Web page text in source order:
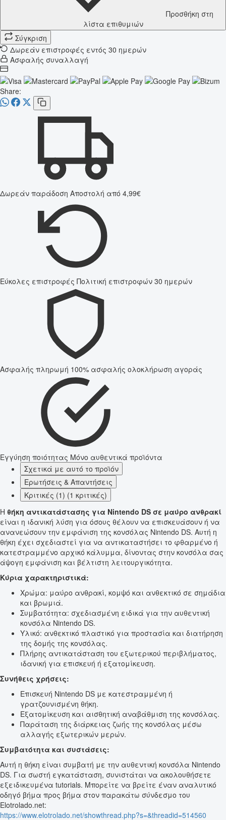
Προσθήκη στη
λίστα επιθυμιών
Σύγκριση
Δωρεάν επιστροφές εντός 30 ημερών
Ασφαλής συναλλαγή
Share:
Δωρεάν παράδοση Αποστολή από 4,99€
Εύκολες επιστροφές Πολιτική επιστροφών 30 ημερών
Ασφαλής πληρωμή 100% ασφαλής ολοκλήρωση αγοράς
Εγγύηση ποιότητας Μόνο αυθεντικά προϊόντα
Σχετικά με αυτό το προϊόν
Ερωτήσεις & Απαντήσεις
Κριτικές (1) (1 κριτικές)
Η θήκη αντικατάστασης για Nintendo DS σε μαύρο ανθρακί
είναι η ιδανική λύση για όσους θέλουν να επισκευάσουν ή να
ανανεώσουν την εμφάνιση της κονσόλας Nintendo DS. Αυτή η
θήκη έχει σχεδιαστεί για να αντικαταστήσει το φθαρμένο ή
κατεστραμμένο αρχικό κάλυμμα, δίνοντας στην κονσόλα σας
άψογη εμφάνιση και βέλτιστη λειτουργικότητα.
Κύρια χαρακτηριστικά:
Χρώμα: μαύρο ανθρακί, κομψό και ανθεκτικό σε σημάδια
και βρωμιά.
Συμβατότητα: σχεδιασμένη ειδικά για την αυθεντική
κονσόλα Nintendo DS.
Υλικό: ανθεκτικό πλαστικό για προστασία και διατήρηση
της δομής της κονσόλας.
Πλήρης αντικατάσταση του εξωτερικού περιβλήματος,
ιδανική για επισκευή ή εξατομίκευση.
Συνήθεις χρήσεις:
Επισκευή Nintendo DS με κατεστραμμένη ή
γρατζουνισμένη θήκη.
Εξατομίκευση και αισθητική αναβάθμιση της κονσόλας.
Παράταση της διάρκειας ζωής της κονσόλας μέσω
αλλαγής εξωτερικών μερών.
Συμβατότητα και συστάσεις:
Αυτή η θήκη είναι συμβατή με την αυθεντική κονσόλα Nintendo
DS. Για σωστή εγκατάσταση, συνιστάται να ακολουθήσετε
εξειδικευμένα tutorials. Μπορείτε να βρείτε έναν αναλυτικό
οδηγό βήμα προς βήμα στον παρακάτω σύνδεσμο του
Elotrolado.net:
https://www.elotrolado.net/showthread.php?s=&threadid=514560